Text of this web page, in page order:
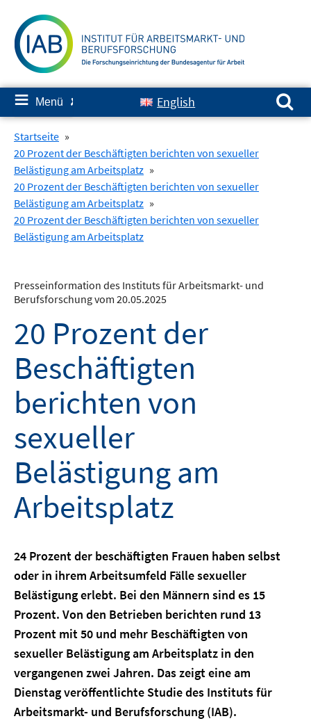
zum
Inhalt
≡ Menü ✘ English
Suchen nach:
Startseite »
20 Prozent der Beschäftigten berichten von sexueller
Belästigung am Arbeitsplatz »
20 Prozent der Beschäftigten berichten von sexueller
Belästigung am Arbeitsplatz »
20 Prozent der Beschäftigten berichten von sexueller
Belästigung am Arbeitsplatz
Presseinformation des Instituts für Arbeitsmarkt- und
Berufsforschung vom 20.05.2025
20 Prozent der
Beschäftigten
berichten von
sexueller
Belästigung am
Arbeitsplatz
24 Prozent der beschäftigten Frauen haben selbst
oder in ihrem Arbeitsumfeld Fälle sexueller
Belästigung erlebt. Bei den Männern sind es 15
Prozent. Von den Betrieben berichten rund 13
Prozent mit 50 und mehr Beschäftigten von
sexueller Belästigung am Arbeitsplatz in den
vergangenen zwei Jahren. Das zeigt eine am
Dienstag veröffentlichte Studie des Instituts für
Arbeitsmarkt- und Berufsforschung (IAB).